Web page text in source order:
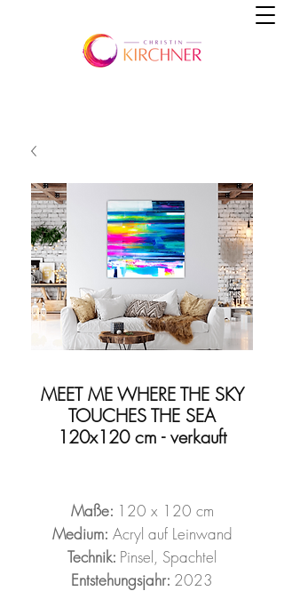
MEET ME WHERE THE SKY
TOUCHES THE SEA
120x120 cm - verkauft
Maße: 120 x 120 cm
Medium: Acryl auf Leinwand
Technik: Pinsel, Spachtel
Entstehungsjahr: 2023